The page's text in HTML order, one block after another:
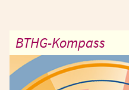
BTHG-Kompass